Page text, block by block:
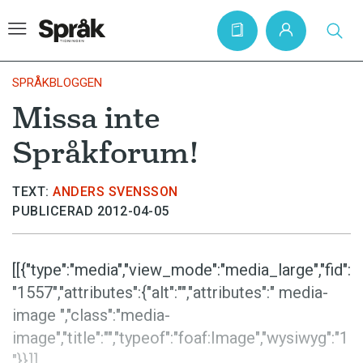
Hem
Artiklar
Krönikor
Språkfrågor
Bokrecensioner
Kviss
Podden
SPRÅKBLOGGEN
Missa inte
Språkforum!
TEXT: ANDERS SVENSSON
PUBLICERAD 2012-04-05
[[{"type":"media","view_mode":"media_large","fid":
"1557","attributes":{"alt":"","attributes":" media-
image ","class":"media-
image","title":"","typeof":"foaf:Image","wysiwyg":"1